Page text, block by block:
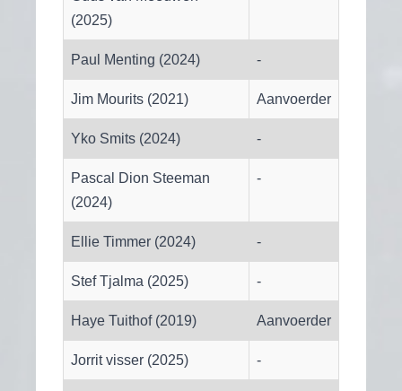
(2025)
Paul Menting (2024) -
Jim Mourits (2021) Aanvoerder
Yko Smits (2024) -
Pascal Dion Steeman
(2024)
-
Ellie Timmer (2024) -
Stef Tjalma (2025) -
Haye Tuithof (2019) Aanvoerder
Jorrit visser (2025) -